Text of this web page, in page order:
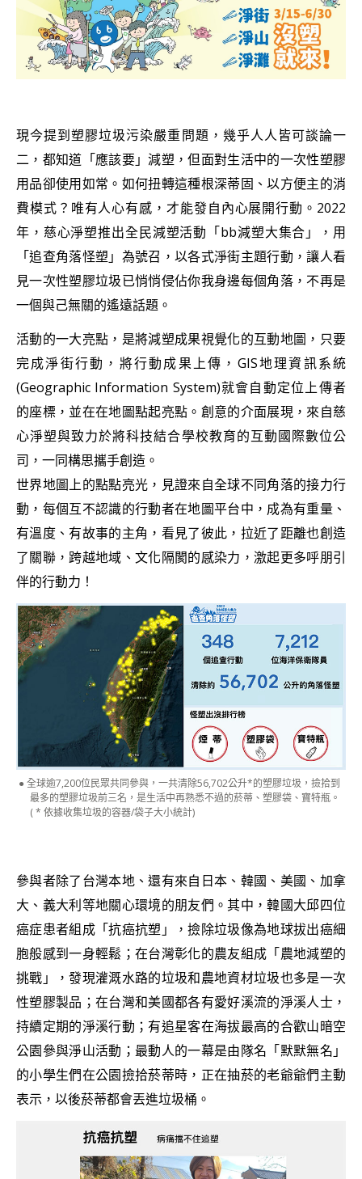
現今提到塑膠垃圾污染嚴重問題，幾乎人人皆可談論一
二，都知道「應該要」減塑，但面對生活中的一次性塑膠
用品卻使用如常。如何扭轉這種根深蒂固、以方便主的消
費模式？唯有人心有感，才能發自內心展開行動。2022
年，慈心淨塑推出全民減塑活動「bb減塑大集合」，用
「追查角落怪塑」為號召，以各式淨街主題行動，讓人看
見一次性塑膠垃圾已悄悄侵佔你我身邊每個角落，不再是
一個與己無關的遙遠話題。
活動的一大亮點，是將減塑成果視覺化的互動地圖，只要
完成淨街行動，將行動成果上傳，GIS地理資訊系統
(Geographic Information System)就會自動定位上傳者
的座標，並在在地圖點起亮點。創意的介面展現，來自慈
心淨塑與致力於將科技結合學校教育的互動國際數位公
司，一同構思攜手創造。
世界地圖上的點點亮光，見證來自全球不同角落的接力行
動，每個互不認識的行動者在地圖平台中，成為有重量、
有溫度、有故事的主角，看見了彼此，拉近了距離也創造
了關聯，跨越地域、文化隔閡的感染力，激起更多呼朋引
伴的行動力！
全球逾7,200位民眾共同參與，一共清除56,702公升*的塑膠垃圾，撿拾到
最多的塑膠垃圾前三名，是生活中再熟悉不過的菸蒂、塑膠袋、寶特瓶。
( * 依據收集垃圾的容器/袋子大小統計)
參與者除了台灣本地、還有來自日本、韓國、美國、加拿
大、義大利等地關心環境的朋友們。其中，韓國大邱四位
癌症患者組成「抗癌抗塑」，撿除垃圾像為地球拔出癌細
胞般感到一身輕鬆；在台灣彰化的農友組成「農地減塑的
挑戰」，發現灌溉水路的垃圾和農地資材垃圾也多是一次
性塑膠製品；在台灣和美國都各有愛好溪流的淨溪人士，
持續定期的淨溪行動；有追星客在海拔最高的合歡山暗空
公園參與淨山活動；最動人的一幕是由隊名「默默無名」
的小學生們在公園撿拾菸蒂時，正在抽菸的老爺爺們主動
表示，以後菸蒂都會丟進垃圾桶。